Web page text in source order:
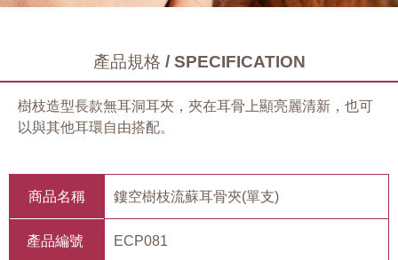
產品規格 / SPECIFICATION
樹枝造型長款無耳洞耳夾，夾在耳骨上顯亮麗清新，也可
以與其他耳環自由搭配。
商品名稱 鏤空樹枝流蘇耳骨夾(單支)
產品編號 ECP081